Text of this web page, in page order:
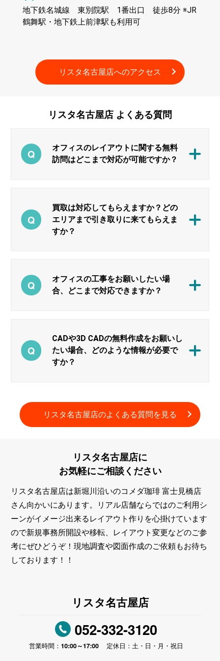
地下鉄名城線 東別院駅 1番出口 徒歩8分 ※JR
鶴舞駅・地下鉄上前津駅も利用可
リスタ名古屋店へのアクセス
リスタ名古屋店 よくある質問
オフィスのレイアウトに関する無料
訪問はどこまで対応が可能ですか？
買取は対応してもらえますか？どの
エリアまで引き取りに来てもらえま
すか？
オフィスの工事をお願いしたい場
合、どこまで対応できますか？
CADや3D CADの無料作成をお願いし
たい場合、どのような情報が必要で
すか？
リスタ名古屋店のよくある質問を 見る
リスタ名古屋店に
お気軽にご相談ください
リスタ名古屋店は新堀川沿いのコメダ珈琲 富士見橋店
さん向かいにあります。リアル店舗ならではのご利用シ
ーンがイメージ出来るレイアウト作りを心掛けています
ので新規事務所開設や移転、レイアウト変更などのご参
考にぜひどうぞ！現地調査や図面作成のご依頼もお待ち
しております！！
リスタ名古屋店
052-332-3120
営業時間： 10:00～17:00 定休日：土・日・月・祝日